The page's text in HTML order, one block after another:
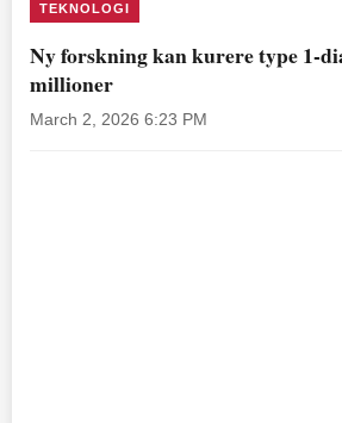
TEKNOLOGI
Ny forskning kan kurere type 1-
millioner
March 2, 2026 6:23 PM